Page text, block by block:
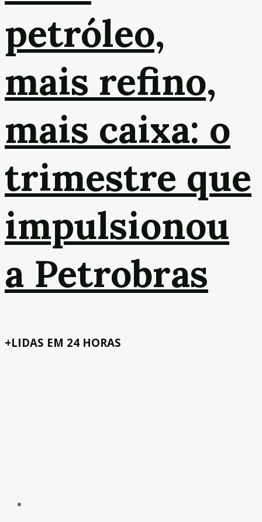
petróleo,
mais refino,
mais caixa: o
trimestre que
impulsionou
a Petrobras
+LIDAS EM 24 HORAS